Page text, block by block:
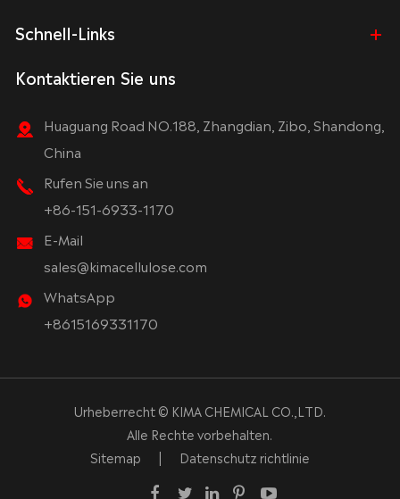
Schnell-Links
Kontaktieren Sie uns
Huaguang Road NO.188, Zhangdian, Zibo, Shandong,
China
Rufen Sie uns an
+86-151-6933-1170
E-Mail
sales@kimacellulose.com
WhatsApp
+8615169331170
Urheberrecht © KIMA CHEMICAL CO.,LTD.
Alle Rechte vorbehalten.
Sitemap
| Datenschutz richtlinie